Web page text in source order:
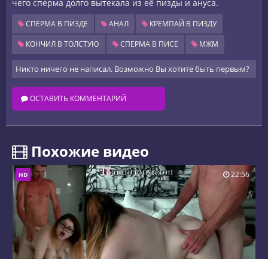
чего сперма долго вытекала из её пизды и ануса.
СПЕРМА В ПИЗДЕ АНАЛ
КРЕМПАЙ В ПИЗДУ
КОНЧИЛ В ТОЛСТУЮ
СПЕРМА В ПИСЕ МЖМ
Никто ничего не написал. Возможно Вы хотите быть первым?
ОСТАВИТЬ КОММЕНТАРИЙ
️ Похожие видео
HD 22:56